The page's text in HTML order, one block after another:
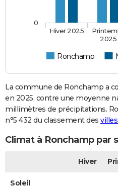
Ronchamp
Hiver 2025
2025
0
La commune de Ronchamp a
en 2025, contre une moyenne
millimètres de précipitations.
n°5 432 du classement des
Climat à Ronchamp par
Hiver
Soleil